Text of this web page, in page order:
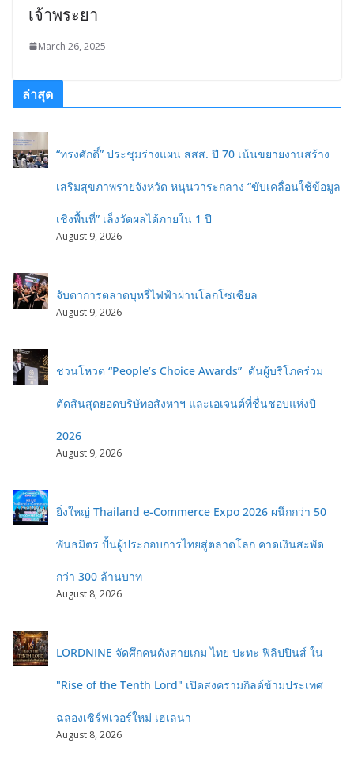
เจ้าพระยา
March 26, 2025
ล่าสุด
“ทรงศักดิ์” ประชุมร่างแผน สสส. ปี 70 เน้นขยายงานสร้าง
เสริมสุขภาพรายจังหวัด หนุนวาระกลาง “ขับเคลื่อนใช้ข้อมูล
เชิงพื้นที่” เล็งวัดผลได้ภายใน 1 ปี
August 9, 2026
จับตาการตลาดบุหรี่ไฟฟ้าผ่านโลกโซเซียล
August 9, 2026
ชวนโหวต “People’s Choice Awards” ดันผู้บริโภคร่วม
ตัดสินสุดยอดบริษัทอสังหาฯ และเอเจนต์ที่ชื่นชอบแห่งปี
2026
August 9, 2026
ยิ่งใหญ่ Thailand e-Commerce Expo 2026 ผนึกกว่า 50
พันธมิตร ปั้นผู้ประกอบการไทยสู่ตลาดโลก คาดเงินสะพัด
กว่า 300 ล้านบาท
August 8, 2026
LORDNINE จัดศึกคนดังสายเกม ไทย ปะทะ ฟิลิปปินส์ ใน
"Rise of the Tenth Lord" เปิดสงครามกิลด์ข้ามประเทศ
ฉลองเซิร์ฟเวอร์ใหม่ เฮเลนา
August 8, 2026